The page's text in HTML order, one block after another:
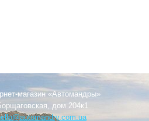
магазин «Автомандры»
дом 204к1